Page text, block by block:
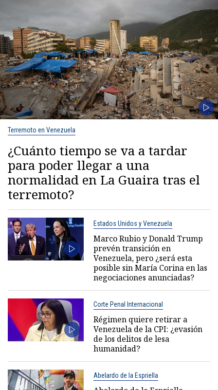
Terremoto en Venezuela
¿Cuánto tiempo se va a tardar
para poder llegar a una
normalidad en La Guaira tras el
terremoto?
Estados Unidos y Venezuela
Marco Rubio y Donald Trump
prevén transición en
Venezuela, pero ¿será esta
posible sin María Corina en las
negociaciones anunciadas?
Corte Penal Internacional
Régimen quiere retirar a
Venezuela de la CPI: ¿evasión
de los delitos de lesa
humanidad?
Abelardo de la Espriella